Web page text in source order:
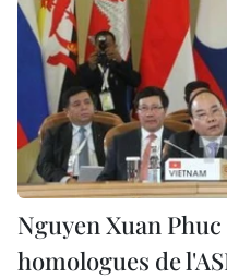
Nguyen Xuan
homologues de